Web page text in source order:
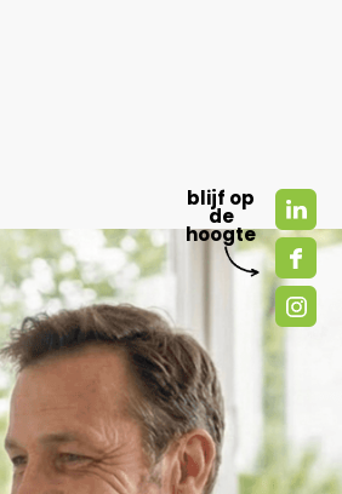
blijf op
de
hoogte